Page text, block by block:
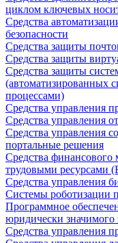
циклом ключевых
Средства
безопасности
Средства защиты
Средства защиты
Средства защиты
(автоматизированных
процессами)
Средства управления
Средства управления
Средства управления
портальные решения
Средства финансового
трудовыми ресурсами
Средства управления
Системы роботизации
Программное
юридически значимого
Средства управления